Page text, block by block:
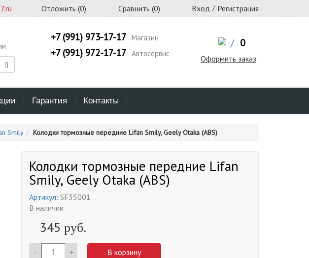
Отложить (0) Сравнить (0) Вход / Регистрация
+7 (991) 973-17-17 Магазин
+7 (991) 972-17-17 Автосервис
/ 0
Оформить заказ
Гарантия Контакты
Smily Колодки тормозные передние Lifan Smily, Geely Otaka (ABS)
Колодки тормозные передние Lifan
Smily, Geely Otaka (ABS)
Артикул: SF35001
В наличии
345 руб.
- + В корзину